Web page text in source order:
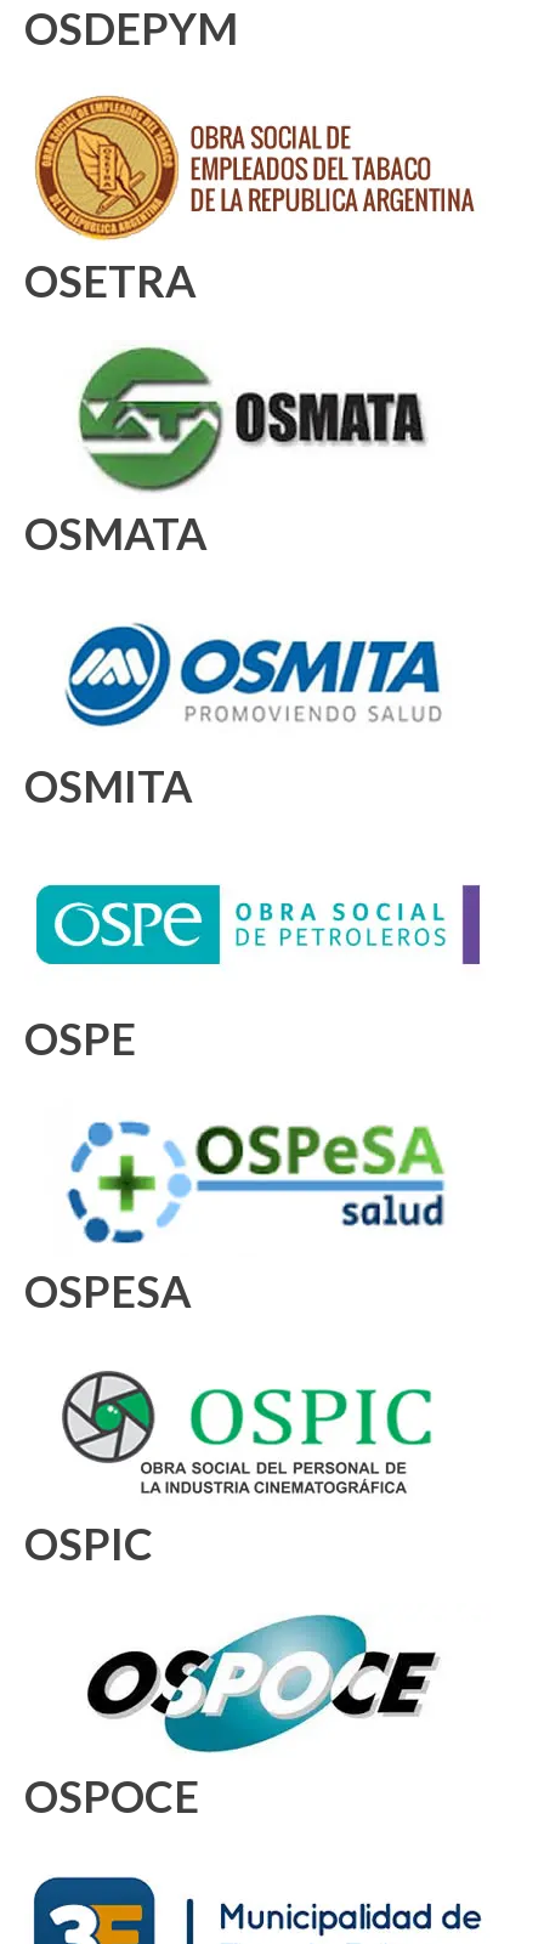
OSDEPYM
OSETRA
OSMATA
OSMITA
OSPE
OSPESA
OSPIC
OSPOCE